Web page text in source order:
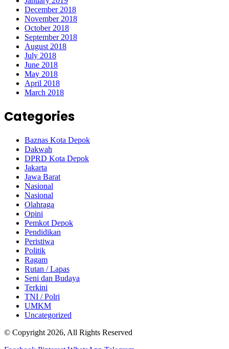
December 2018
November 2018
October 2018
September 2018
August 2018
July 2018
June 2018
May 2018
April 2018
March 2018
Categories
Baznas Kota Depok
Dakwah
DPRD Kota Depok
Jakarta
Jawa Barat
Nasional
Nasional
Olahraga
Opini
Pemkot Depok
Pendidikan
Peristiwa
Politik
Ragam
Rutan / Lapas
Seni dan Budaya
Terkini
TNI / Polri
UMKM
Uncategorized
© Copyright 2026, All Rights Reserved